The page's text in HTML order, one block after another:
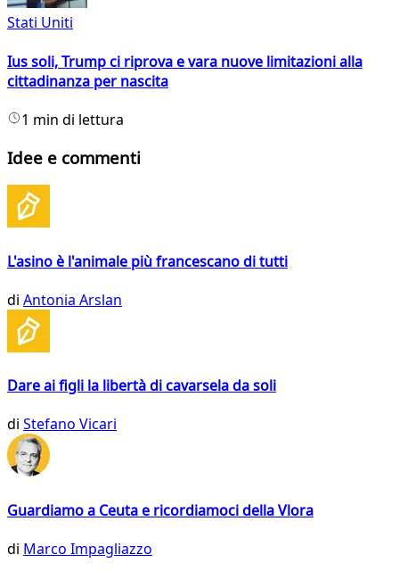
Stati Uniti
Ius soli, Trump ci riprova e vara nuove limitazioni alla
cittadinanza per nascita
1 min di lettura
Idee e commenti
L'asino è l'animale più francescano di tutti
di Antonia Arslan
Dare ai figli la libertà di cavarsela da soli
di Stefano Vicari
Guardiamo a Ceuta e ricordiamoci della Vlora
di Marco Impagliazzo